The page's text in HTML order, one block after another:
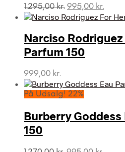
1.295,00kr. Den
oprindelige
var:
1.295,00 kr..
995,00 kr.
er:
Narciso Rodriguez
Parfum 150
999,00 kr.
På Udsalg! 22%
Burberry
150